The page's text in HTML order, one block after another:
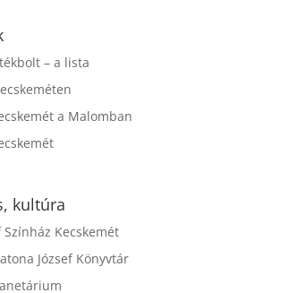
– a lista
a Malomban
kultúra
Színház Kecskemét
József Könyvtár